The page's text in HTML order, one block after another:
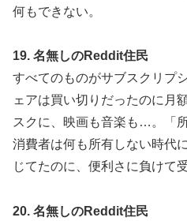
何もできない。
19. 名無しのReddit住民
すべてのものがサブスクリプ
ェアは買い切りだったのに月
スクに、映画も音楽も…。「
消費者は何も所有しない時代
じてたのに、便利さに負けて
20. 名無しのReddit住民